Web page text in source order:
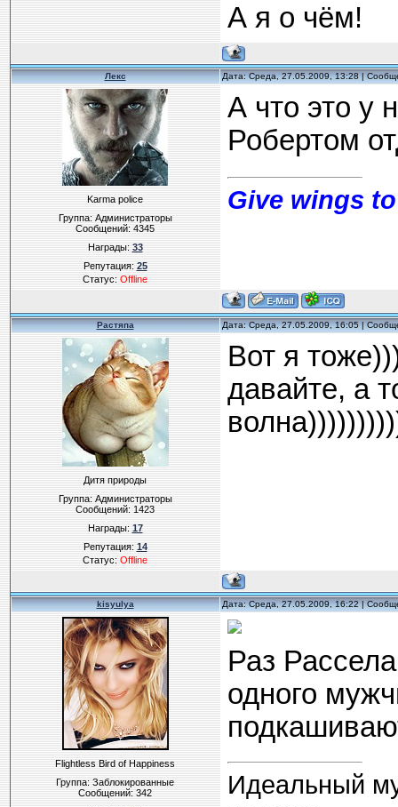
А я о чём!
Лекс Дата: Среда, 27.05.2009, 13:28 |
Karma police
Группа: Администраторы
Сообщений:4345
Награды:33
Репутация:25
Статус:Offline
А что это у
Робертом
Give wings
Растяпа Дата: Среда, 27.05.2009, 16:05 |
Дитя природы
Группа: Администраторы
Сообщений:1423
Награды:17
Репутация:14
Статус:Offline
Вот я
давайте, а
kisyulya Дата: Среда, 27.05.2009, 16:22 |
Flightless Bird of Happiness
Группа: Заблокированные
Сообщений:342
Раз
одного
Идеальный